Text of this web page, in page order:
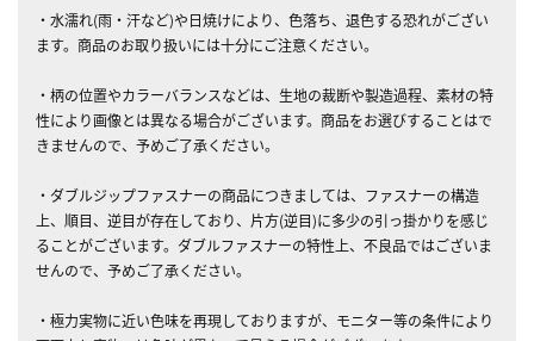
・水濡れ(雨・汗など)や日焼けにより、色落ち、退色する恐れがござい
ます。商品のお取り扱いには十分にご注意ください。
・柄の位置やカラーバランスなどは、生地の裁断や製造過程、素材の特
性により画像とは異なる場合がございます。商品をお選びすることはで
きませんので、予めご了承ください。
・ダブルジップファスナーの商品につきましては、ファスナーの構造
上、順目、逆目が存在しており、片方(逆目)に多少の引っ掛かりを感じ
ることがございます。ダブルファスナーの特性上、不良品ではございま
せんので、予めご了承ください。
・極力実物に近い色味を再現しておりますが、モニター等の条件により